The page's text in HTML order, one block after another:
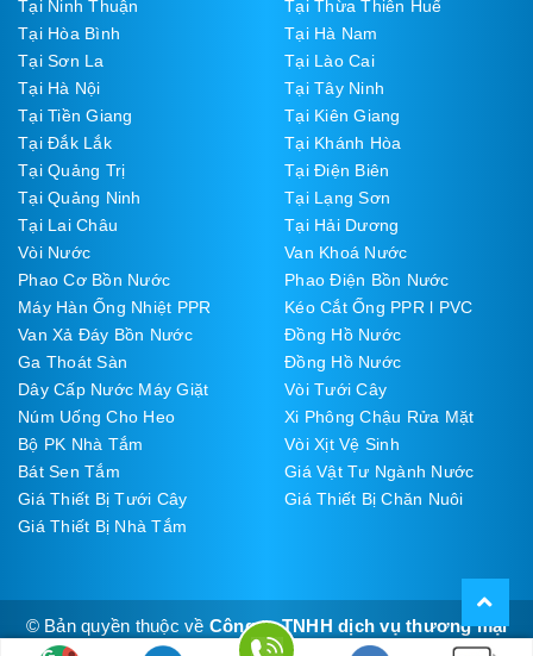
Tại Ninh Thuận
Tại Thừa Thiên Huế
Tại Hòa Bình
Tại Hà Nam
Tại Sơn La
Tại Lào Cai
Tại Hà Nội
Tại Tây Ninh
Tại Tiền Giang
Tại Kiên Giang
Tại Đắk Lắk
Tại Khánh Hòa
Tại Quảng Trị
Tại Điện Biên
Tại Quảng Ninh
Tại Lạng Sơn
Tại Lai Châu
Tại Hải Dương
Vòi Nước
Van Khoá Nước
Phao Cơ Bồn Nước
Phao Điện Bồn Nước
Máy Hàn Ống Nhiệt PPR
Kéo Cắt Ống PPR l PVC
Van Xả Đáy Bồn Nước
Đồng Hồ Nước
Ga Thoát Sàn
Đồng Hồ Nước
Dây Cấp Nước Máy Giặt
Vòi Tưới Cây
Núm Uống Cho Heo
Xi Phông Chậu Rửa Mặt
Bộ PK Nhà Tắm
Vòi Xịt Vệ Sinh
Bát Sen Tắm
Giá Vật Tư Ngành Nước
Giá Thiết Bị Tưới Cây
Giá Thiết Bị Chăn Nuôi
Giá Thiết Bị Nhà Tắm
© Bản quyền thuộc về Công ty TNHH dịch vụ thương mại